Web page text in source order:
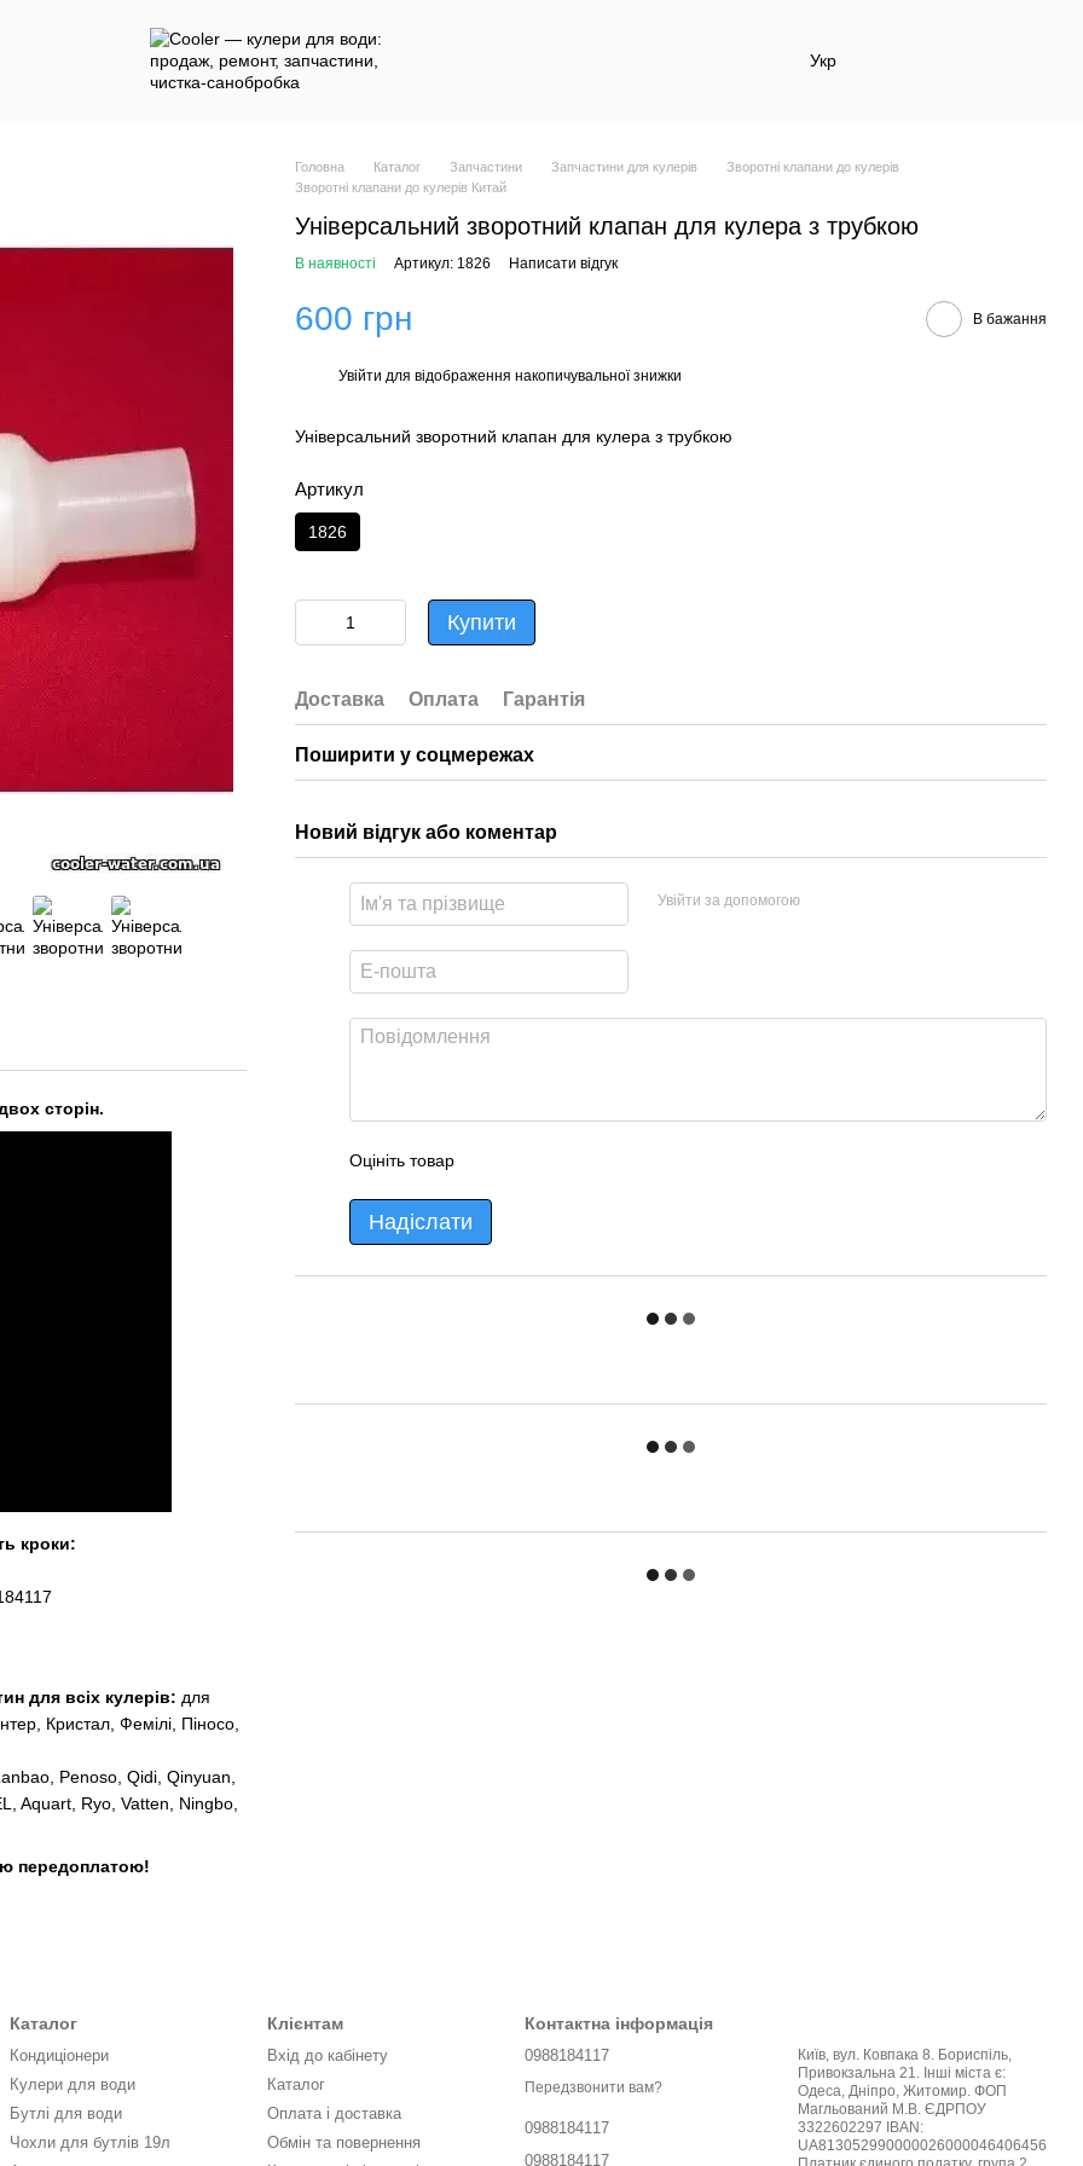
Укр
сторін.
кроки:
для всіх кулерів: для
Кристал, Фемілі, Піносо,
Penoso, Qidi, Qinyuan,
Aquart, Ryo, Vatten, Ningbo,
передоплатою!
Головна Каталог Запчастини Запчастини для кулерів
Зворотні клапани до кулерів
Зворотні клапани до кулерів Китай
Універсальний зворотний клапан для кулера з трубкою
В наявності Артикул: 1826 Написати відгук
600 грн В бажання
Увійти для відображення накопичувальної знижки
Універсальний зворотний клапан для кулера з трубкою
Артикул
1826
Купити
Доставка Оплата Гарантія
Поширити у соцмережах
Новий відгук або коментар
Увійти за допомогою
Оцініть товар
Надіслати
Каталог
Кондиціонери
Кулери для води
Бутлі для води
Чохли для бутлів 19л
Клієнтам
Вхід до кабінету
Каталог
Оплата і доставка
Обмін та повернення
Контактна інформація
0988184117
Передзвонити вам?
0988184117
0988184117
Київ, вул. Ковпака 8. Бориспіль,
Привокзальна 21. Інші міста є:
Одеса, Дніпро, Житомир. ФОП
Магльований М.В. ЄДРПОУ
3322602297 IBAN:
UA813052990000026000046406456